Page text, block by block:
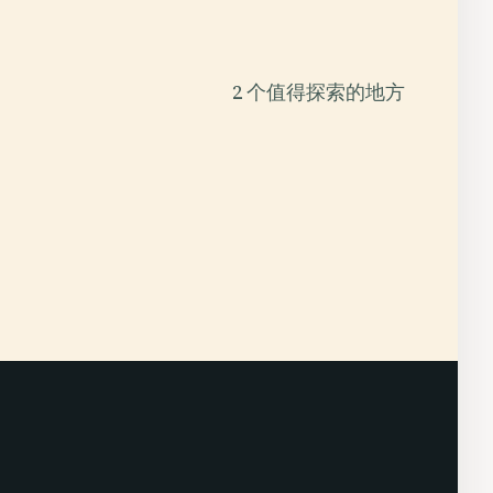
2 个值得探索的地方